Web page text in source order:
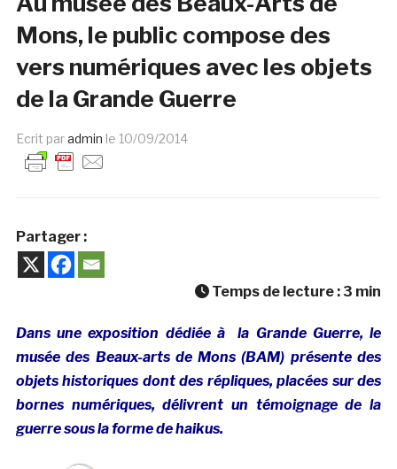
Mons, le public compose des
vers numériques avec les objets
de la Grande Guerre
Ecrit paradmin le 10/09/2014
Partager :
Temps de lecture : 3 min
Dans une exposition dédiée à la Grande Guerre, le
musée des Beaux-arts de Mons (BAM) présente des
objets historiques dont des répliques, placées sur des
bornes numériques, délivrent un témoignage de la
guerre sous la forme de haikus.